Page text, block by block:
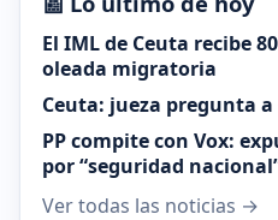
El IML de Ceuta recibe
oleada migratoria
Ceuta: jueza pregunta
PP compite con Vox:
por “seguridad
Ver todas las noticias →